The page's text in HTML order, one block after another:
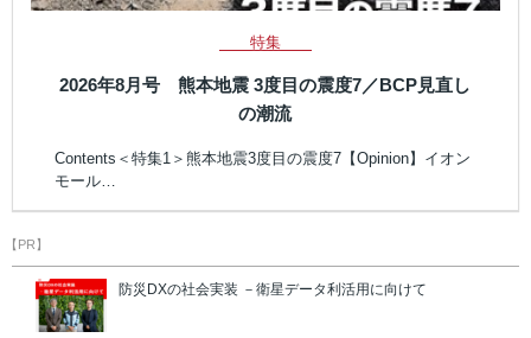
特集
2026年8月号 熊本地震 3度目の震度7／BCP見直し
の潮流
Contents＜特集1＞熊本地震3度目の震度7【Opinion】イオン
モール…
【PR】
防災DXの社会実装 －衛星データ利活用に向けて